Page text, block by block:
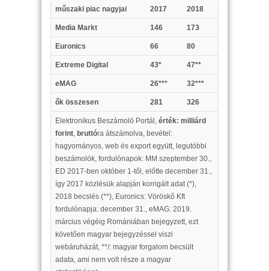
műszaki piac nagyjai 2017 2018
Media Markt 146 173
Euronics 66 80
Extreme Digital 43* 47**
eMAG 26*** 32***
ők összesen 281 326
Elektronikus Beszámoló Portál, érték: milliárd
forint, bruttóra átszámolva, bevétel:
hagyományos, web és export együtt, legutóbbi
beszámolók, fordulónapok: MM szeptember 30.,
ED 2017-ben október 1-től, előtte december 31.,
így 2017 közlésük alapján korrigált adat (*),
2018 becslés (**), Euronics: Vöröskő Kft
fordulónapja: december 31., eMAG: 2019.
március végéig Romániában bejegyzett, ezt
követően magyar bejegyzéssel viszi
webáruházát, **/: magyar forgalom becsült
adata, ami nem volt része a magyar